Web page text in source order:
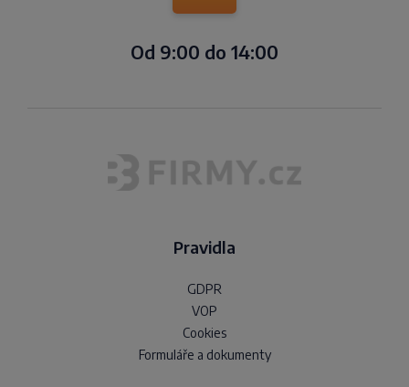
Od 9:00 do 14:00
Pravidla
GDPR
VOP
Cookies
Formuláře a dokumenty